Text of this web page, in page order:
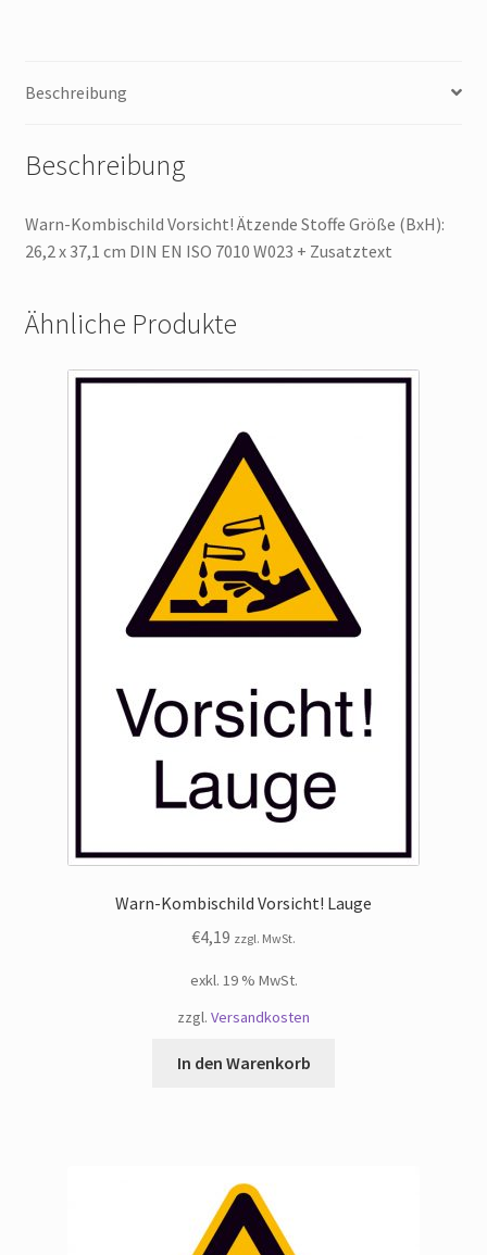
Beschreibung
Beschreibung
Warn-Kombischild Vorsicht! Ätzende Stoffe Größe (BxH):
26,2 x 37,1 cm DIN EN ISO 7010 W023 + Zusatztext
Ähnliche Produkte
Warn-Kombischild Vorsicht! Lauge
€4,19 zzgl. MwSt.
exkl. 19 % MwSt.
zzgl. Versandkosten
In den Warenkorb